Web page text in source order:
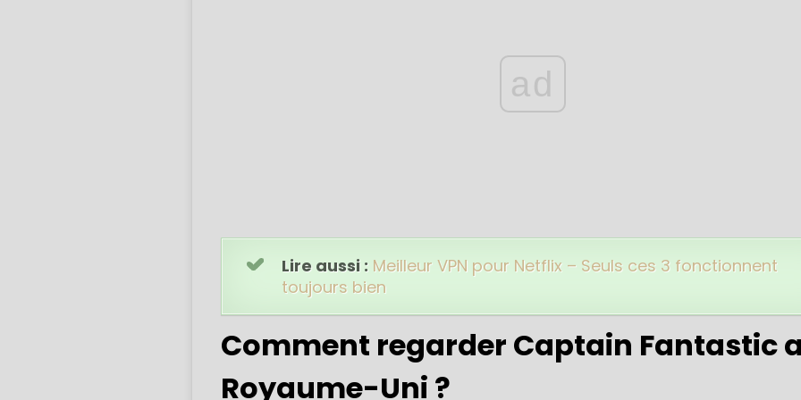
ad
Lire aussi : Meilleur VPN pour Netflix – Seuls ces 3 fonctionnent
toujours bien
Comment regarder Captain Fantastic
Royaume-Uni ?